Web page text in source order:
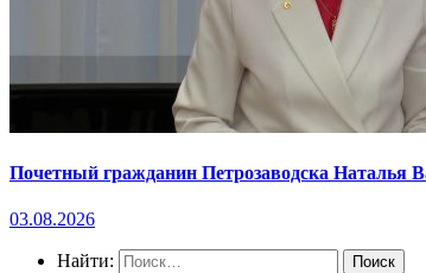
Почетный гражданин Петрозаводска Наталья
03.08.2026
Найти: